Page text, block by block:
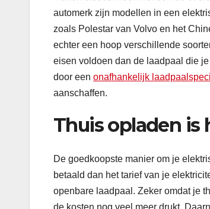
automerk zijn modellen in een
zoals Polestar van Volvo en het
echter een hoop verschillende
eisen voldoen dan de laadpaal die
door een onafhankelijk
aanschaffen.
Thuis opladen is
De goedkoopste manier om je
betaald dan het tarief van je
openbare laadpaal. Zeker omdat je
de kosten nog veel meer drukt.